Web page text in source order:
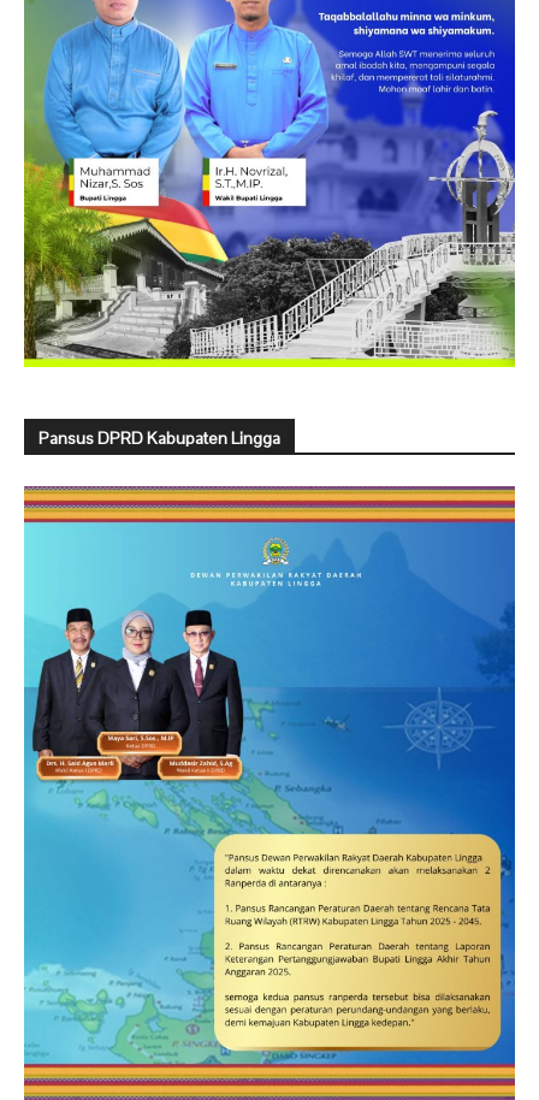
Pansus DPRD Kabupaten Lingga